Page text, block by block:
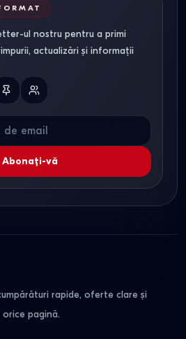
și sistem de
se face prin centre autorizate.
frecvente
este cel
acasă?
cu microunde cu volum de
W. Modelele cu grill,
cu impulsuri de putere, iar
puterea constantă pentru gătit
ul nostru pentru a primi
actualizări și informații
Abonați-vă
rapide, oferte clare și
pagină.